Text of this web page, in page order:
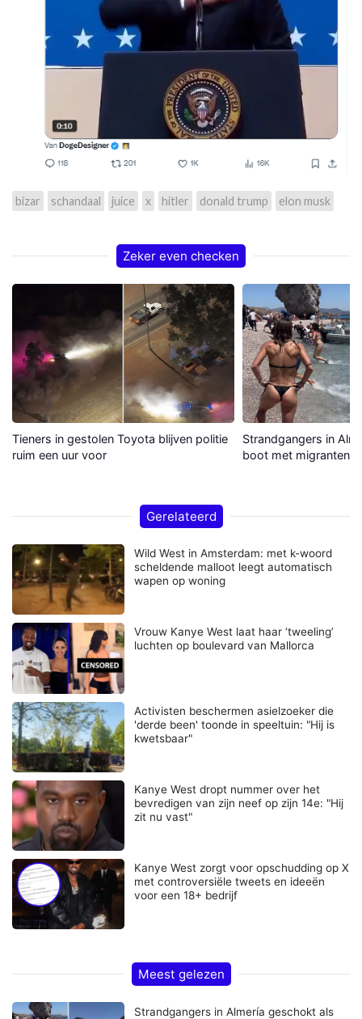
bizar schandaal juice x hitler donald trump elon musk
Zeker even checken
Tieners in gestolen Toyota blijven politie
ruim een uur voor
Strandgangers in
boot met migranten
Gerelateerd
Wild West in Amsterdam: met k-woord
scheldende malloot leegt automatisch
wapen op woning
Vrouw Kanye West laat haar ‘tweeling’
luchten op boulevard van Mallorca
Activisten beschermen asielzoeker die
'derde been' toonde in speeltuin: "Hij is
kwetsbaar"
Kanye West dropt nummer over het
bevredigen van zijn neef op zijn 14e: "Hij
zit nu vast"
Kanye West zorgt voor opschudding op X
met controversiële tweets en ideeën
voor een 18+ bedrijf
Meest gelezen
Strandgangers in Almería geschokt als